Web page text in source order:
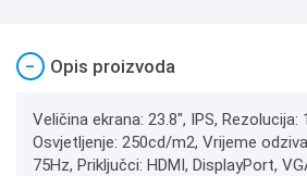
− Opis proizvoda
Veličina ekrana: 23.8", IPS, Rezolucija:
Osvjetljenje: 250cd/m2, Vrijeme
75Hz, Priključci: HDMI, DisplayPort,